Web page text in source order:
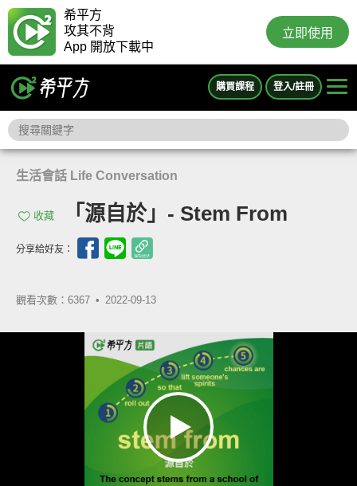
希平方
攻其不背
App 開放下載中
立即使用
購買課程 登入/註冊
生活會話 Life Conversation
收藏 「源自於」- Stem From
分享給好友：
觀看次數：6367 • 2022-09-13